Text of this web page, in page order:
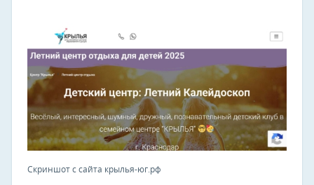
Скриншот с сайта крылья-юг.рф